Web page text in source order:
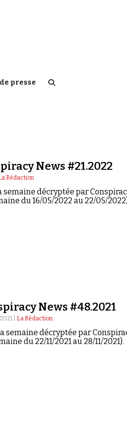
presse
News #21.2022
Rédaction
semaine décryptée par
du 16/05/2022 au 22/05/
News #48.2021
| La Rédaction
semaine décryptée par
du 22/11/2021 au 28/11/2021).